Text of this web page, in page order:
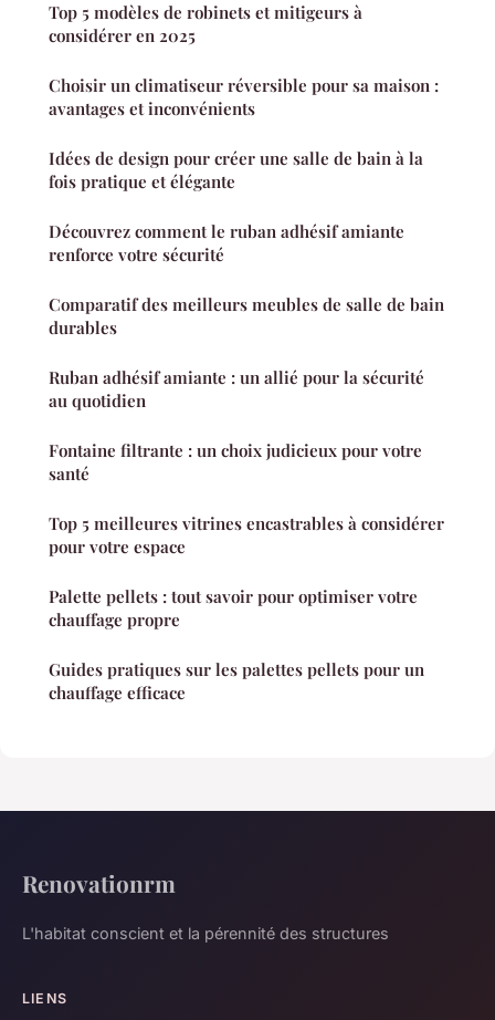
Top 5 modèles de robinets et mitigeurs à
considérer en 2025
Choisir un climatiseur réversible pour sa maison :
avantages et inconvénients
Idées de design pour créer une salle de bain à la
fois pratique et élégante
Découvrez comment le ruban adhésif amiante
renforce votre sécurité
Comparatif des meilleurs meubles de salle de bain
durables
Ruban adhésif amiante : un allié pour la sécurité
au quotidien
Fontaine filtrante : un choix judicieux pour votre
santé
Top 5 meilleures vitrines encastrables à considérer
pour votre espace
Palette pellets : tout savoir pour optimiser votre
chauffage propre
Guides pratiques sur les palettes pellets pour un
chauffage efficace
Renovationrm
L'habitat conscient et la pérennité des structures
LIENS